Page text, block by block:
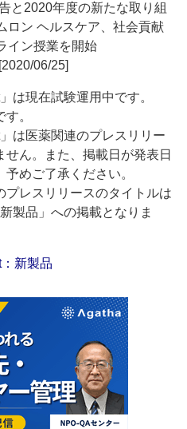
と2020年度の新たな取り組
ン ヘルスケア、社会貢献
イン授業を開始
[2020/06/25]
は現在試験運用中です。
。
は医薬関連のプレスリリー
ん。また、掲載日が発表日
めご了承ください。
プレスリリースのタイトルは
製品」への掲載となりま
新製品